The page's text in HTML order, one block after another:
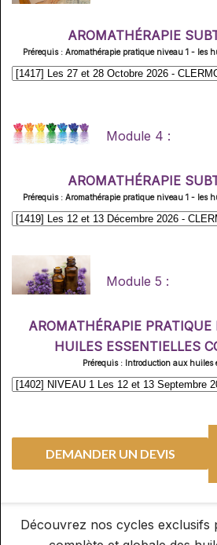
AROMATHÉRAPIE
Prérequis : Aromathérapie pratique niveau 1 - les
Module 4 :
AROMATHÉRAPIE
Prérequis : Aromathérapie pratique niveau 1 - les
Module 5 :
AROMATHÉRAPIE
HUILES ESSENTIELLES
Prérequis : Introduction aux huiles
Découvrez nos cycles exclusifs